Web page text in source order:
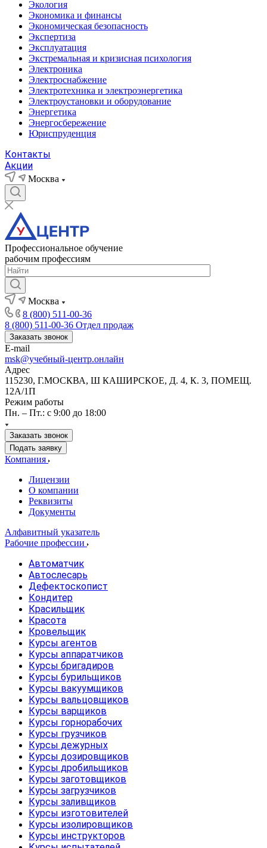
Экология
Экономика и финансы
Экономическая безопасность
Экспертиза
Эксплуатация
Экстремальная и кризисная психология
Электроника
Электроснабжение
Электротехника и электроэнергетика
Электроустановки и оборудование
Энергетика
Энергосбережение
Юриспруденция
Контакты
Акции
Москва
Профессиональное обучение
рабочим профессиям
Москва
8 (800) 511-00-36
8 (800) 511-00-36 Отдел продаж
Заказать звонок
E-mail
msk@учебный-центр.онлайн
Адрес
115230, Г.МОСКВА, Ш КАШИРСКОЕ, Д. 4, К. 3, ПОМЕЩ.
12А/1П
Режим работы
Пн. – Пт.: с 9:00 до 18:00
Заказать звонок
Подать заявку
Компания
Лицензии
О компании
Реквизиты
Документы
Алфавитный указатель
Рабочие профессии
Автоматчик
Автослесарь
Дефектоскопист
Кондитер
Красильщик
Красота
Кровельщик
Курсы агентов
Курсы аппаратчиков
Курсы бригадиров
Курсы бурильщиков
Курсы вакуумщиков
Курсы вальцовщиков
Курсы варщиков
Курсы горнорабочих
Курсы грузчиков
Курсы дежурных
Курсы дозировщиков
Курсы дробильщиков
Курсы заготовщиков
Курсы загрузчиков
Курсы заливщиков
Курсы изготовителей
Курсы изолировщиков
Курсы инструкторов